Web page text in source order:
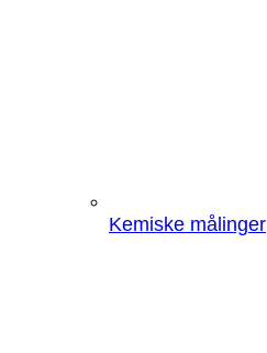
Kemiske målinger